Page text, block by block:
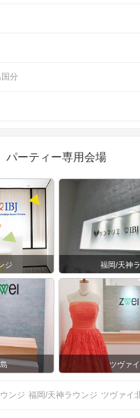
分
パーティー専用会場
ジ 福岡/天神
ツヴァ
ンジ 福岡/天神ラウンジ ツヴァイ